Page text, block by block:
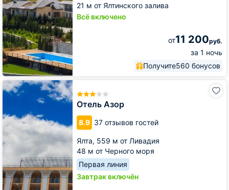
21 м от Ялтинского залива
Всё включено
от11 200руб.
за 1 ночь
Получите560 бонусов
Отель Азор
8.9 37 отзывов гостей
Ялта, 559 м от Ливадия
48 м от Черного моря
Первая линия
Завтрак включён
Отель
Азор